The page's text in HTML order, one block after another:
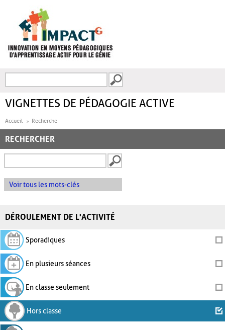
FORMULAIRE DE
VIGNETTES DE PÉDAGOGIE ACTIVE
Accueil Recherche
RECHERCHER
Voir tous les mots-clés
DÉROULEMENT DE L'ACTIVITÉ
Sporadiques
En plusieurs séances
En classe seulement
Hors classe